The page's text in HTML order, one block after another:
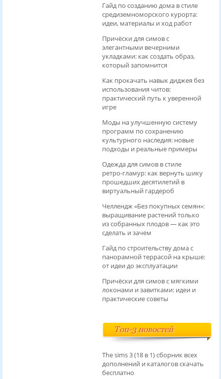
Гайд по созданию дома в стиле
средиземноморского курорта:
идеи, материалы и ход работ
Причёски для симов с
элегантными вечерними
укладками: как создать образ,
который запомнится
Как прокачать навык диджея без
использования читов:
практический путь к уверенной
игре
Моды на улучшенную систему
программ по сохранению
культурного наследия: новые
подходы и реальные примеры
Одежда для симов в стиле
ретро‑гламур: как вернуть шику
прошедших десятилетий в
виртуальный гардероб
Челлендж «Без покупных семян»:
выращивание растений только
из собранных плодов — как это
сделать и зачем
Гайд по строительству дома с
панорамной террасой на крыше:
от идеи до эксплуатации
Причёски для симов с мягкими
локонами и завитками: идеи и
практические советы
Топ-3 новостей
The sims 3 (18 в 1) сборник всех
дополнений и каталогов скачать
бесплатно